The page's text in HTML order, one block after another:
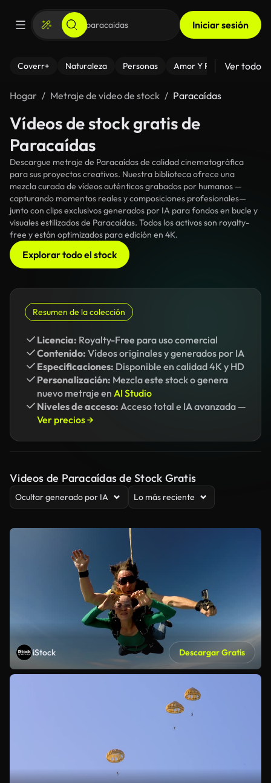
Iniciar sesión
Coverr+ Naturaleza Personas Amor Y Relaciones
Ver todo
Hogar Metraje de video de stock Paracaídas
Vídeos de stock gratis de
Paracaídas
Descargue metraje de Paracaídas de calidad cinematográfica
para sus proyectos creativos. Nuestra biblioteca ofrece una
mezcla curada de vídeos auténticos grabados por humanos —
capturando momentos reales y composiciones profesionales—
junto con clips exclusivos generados por IA para fondos en bucle y
visuales estilizados de Paracaídas. Todos los activos son royalty-
free y están optimizados para edición en 4K.
Explorar todo el stock
Resumen de la colección
Licencia: Royalty-Free para uso comercial
Contenido: Vídeos originales y generados por IA
Especificaciones: Disponible en calidad 4K y HD
Personalización: Mezcla este stock o genera
nuevo metraje en AI Studio
Niveles de acceso: Acceso total e IA avanzada —
Ver precios →
Videos de Paracaídas de Stock Gratis
Ocultar generado por IA Lo más reciente
iStock Descargar Gratis